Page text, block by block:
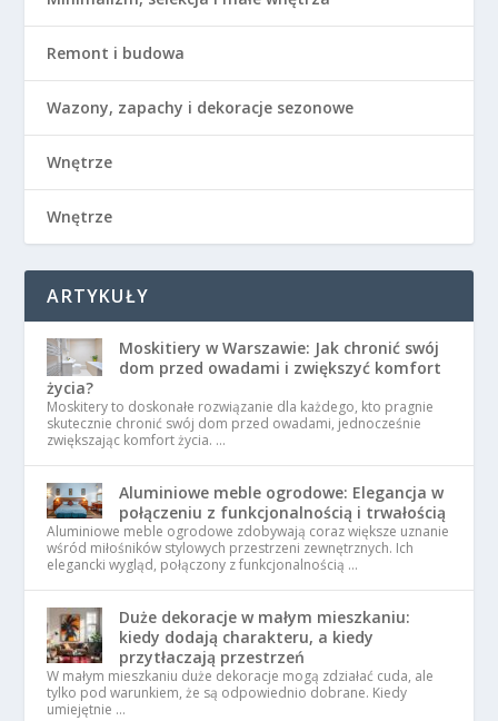
Remont i budowa
Wazony, zapachy i dekoracje sezonowe
Wnętrze
Wnętrze
ARTYKUŁY
Moskitiery w Warszawie: Jak chronić swój
dom przed owadami i zwiększyć komfort
życia?
Moskitery to doskonałe rozwiązanie dla każdego, kto pragnie
skutecznie chronić swój dom przed owadami, jednocześnie
zwiększając komfort życia. …
Aluminiowe meble ogrodowe: Elegancja w
połączeniu z funkcjonalnością i trwałością
Aluminiowe meble ogrodowe zdobywają coraz większe uznanie
wśród miłośników stylowych przestrzeni zewnętrznych. Ich
elegancki wygląd, połączony z funkcjonalnością …
Duże dekoracje w małym mieszkaniu:
kiedy dodają charakteru, a kiedy
przytłaczają przestrzeń
W małym mieszkaniu duże dekoracje mogą zdziałać cuda, ale
tylko pod warunkiem, że są odpowiednio dobrane. Kiedy
umiejętnie …